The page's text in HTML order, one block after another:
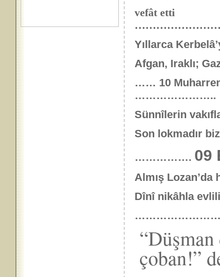
vefât etti
Yıllarca
Afgan, Iraklı;
…… 10
…………………..
Sünnîlerin
Son lokmadır
……………. 09
Almış Lozan’da
Dînî nikâhla
çoban!”